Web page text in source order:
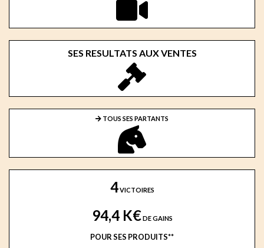
SES RESULTATS AUX VENTES
TOUS SES PARTANTS
4VICTOIRES
94,4 K€DE GAINS
POUR SES PRODUITS**